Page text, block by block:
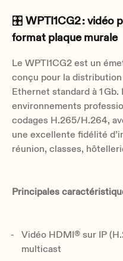
🎛️ WPTI1CG2 : vidéo
format plaque murale
Le WPTI1CG2 est un
conçu pour la
Ethernet standard à 1
environnements
codages H.265/H.264,
une excellente fidélité
réunion, classes,
Principales
Vidéo HDMI® sur IP
multicast